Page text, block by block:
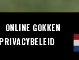
ONLINE GOKKEN
PRIVACYBELEID